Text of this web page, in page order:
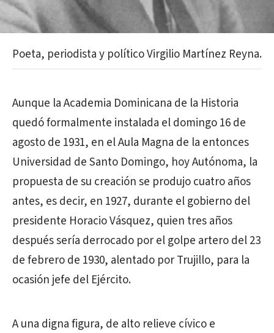
Poeta, periodista y político Virgilio Martínez Reyna.
Aunque la Academia Dominicana de la Historia
quedó formalmente instalada el domingo 16 de
agosto de 1931, en el Aula Magna de la entonces
Universidad de Santo Domingo, hoy Autónoma, la
propuesta de su creación se produjo cuatro años
antes, es decir, en 1927, durante el gobierno del
presidente Horacio Vásquez, quien tres años
después sería derrocado por el golpe artero del 23
de febrero de 1930, alentado por Trujillo, para la
ocasión jefe del Ejército.
A una digna figura, de alto relieve cívico e